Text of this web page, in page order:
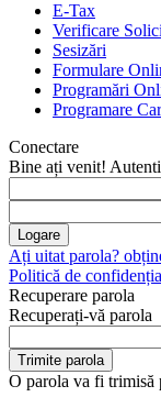
E-Tax
Verificare
Sesizări
Formulare
Programări
Programare
Conectare
Bine ați venit!
Ați uitat parola?
Politică de
Recuperare parola
Recuperați-vă parola
O parola va fi trimisă